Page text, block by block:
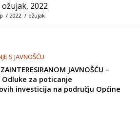
2022
/ 2022 / ožujak
JAVNOŠĆU –
za poticanje
investicija na području Općine